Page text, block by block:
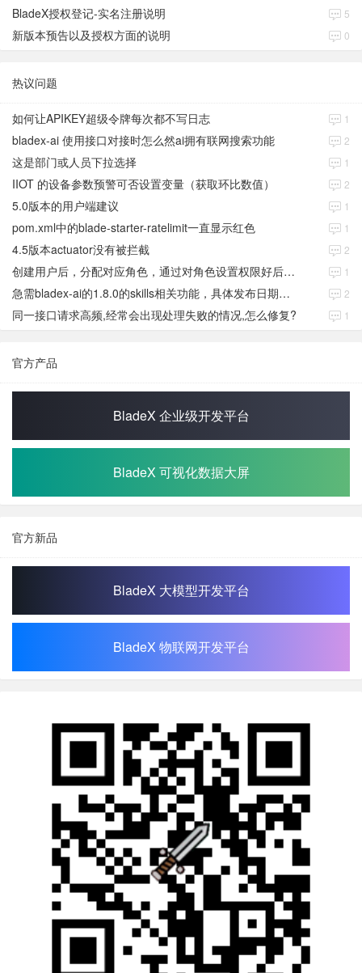
BladeX授权登记-实名注册说明 5
新版本预告以及授权方面的说明 0
热议问题
如何让APIKEY超级令牌每次都不写日志 1
bladex-ai 使用接口对接时怎么然ai拥有联网搜索功能 2
这是部门或人员下拉选择 1
IIOT 的设备参数预警可否设置变量（获取环比数值） 2
5.0版本的用户端建议 1
pom.xml中的blade-starter-ratelimit一直显示红色 1
4.5版本actuator没有被拦截 2
创建用户后，分配对应角色，通过对角色设置权限好后，登录当前用户后。查看不到当前已分配对应角色权限数据 1
急需bladex-ai的1.8.0的skills相关功能，具体发布日期是多少号 2
同一接口请求高频,经常会出现处理失败的情况,怎么修复? 1
官方产品
BladeX 企业级开发平台
BladeX 可视化数据大屏
官方新品
BladeX 大模型开发平台
BladeX 物联网开发平台